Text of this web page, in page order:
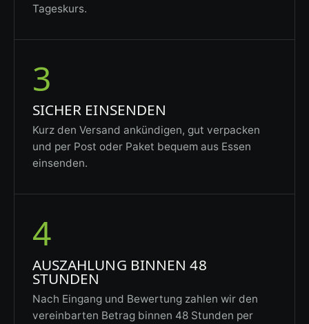
Tageskurs.
3
SICHER EINSENDEN
Kurz den Versand ankündigen, gut verpacken
und per Post oder Paket bequem aus Essen
einsenden.
4
AUSZAHLUNG BINNEN 48
STUNDEN
Nach Eingang und Bewertung zahlen wir den
vereinbarten Betrag binnen 48 Stunden per